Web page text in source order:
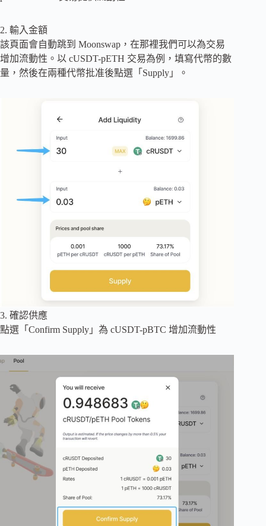
2. 輸入金額
該頁面會自動跳到 Moonswap，在那裡我們可以為交易
增加流動性。以 cUSDT-pETH 交易為例，填寫代幣的數
量，然後在兩種代幣批准後點選「Supply」。
3. 確認供應
點選「Confirm Supply」為 cUSDT-pBTC 增加流動性